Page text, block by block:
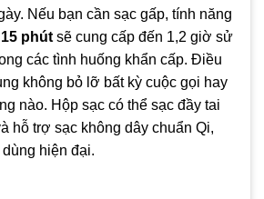
Nếu bạn cần sạc gấp, tính năng
phút sẽ cung cấp đến 1,2 giờ sử
các tình huống khẩn cấp. Điều
không bỏ lỡ bất kỳ cuộc gọi hay
nào. Hộp sạc có thể sạc đầy tai
hỗ trợ sạc không dây chuẩn Qi,
hiện đại.